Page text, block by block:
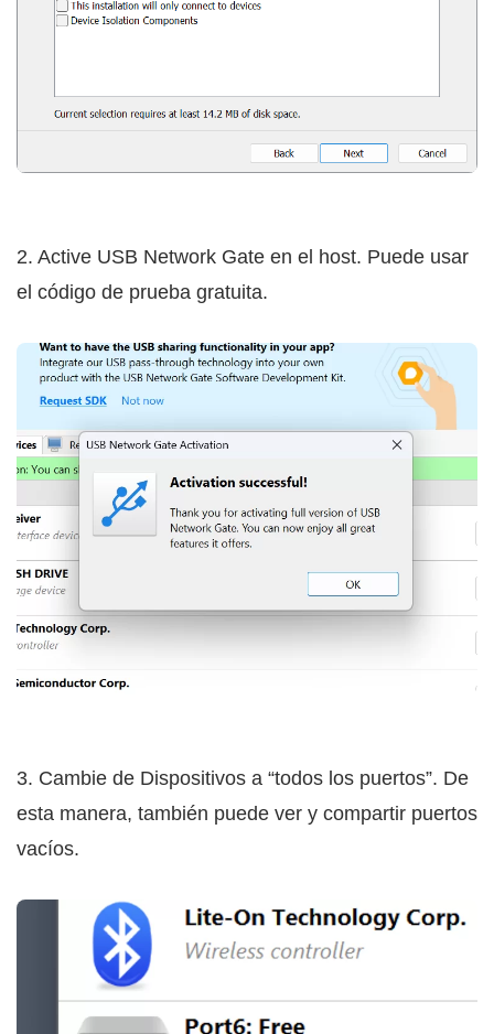
2. Active USB Network Gate en el host. Puede usar
el código de prueba gratuita.
3. Cambie de Dispositivos a “todos los puertos”. De
esta manera, también puede ver y compartir puertos
vacíos.